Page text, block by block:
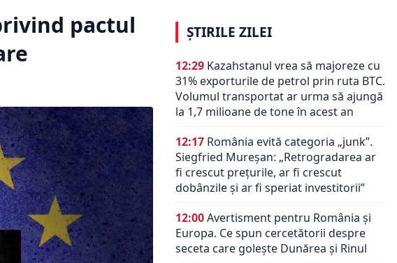
pactul
ȘTIRILE ZILEI
12:29 Kazahstanul vrea să majoreze cu
31% exporturile de petrol prin ruta BTC.
Volumul transportat ar urma să ajungă
la 1,7 milioane de tone în acest an
12:17 România evită categoria „junk”.
Siegfried Mureșan: „Retrogradarea ar
fi crescut preţurile, ar fi crescut
dobânzile şi ar fi speriat investitorii”
12:00Avertisment pentru România și
Europa. Ce spun cercetătorii despre
seceta care golește Dunărea și Rinul